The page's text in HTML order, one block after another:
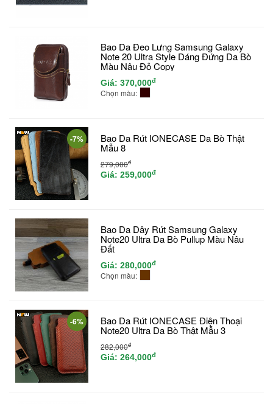
Bao Da Đeo Lưng Samsung Galaxy
Note 20 Ultra Style Dáng Đứng Da Bò
Màu Nâu Đỏ Copy
Giá: 370,000đ
Chọn màu:
-7% Bao Da Rút IONECASE Da Bò Thật
Mẫu 8
279,000đ
Giá: 259,000đ
Bao Da Dây Rút Samsung Galaxy
Note20 Ultra Da Bò Pullup Màu Nâu
Đất
Giá: 280,000đ
Chọn màu:
-6% Bao Da Rút IONECASE Điện Thoại
Note20 Ultra Da Bò Thật Mẫu 3
282,000đ
Giá: 264,000đ